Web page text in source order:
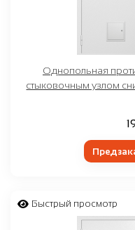
Однопольная
стыковочным узлом
Быстрый просмотр